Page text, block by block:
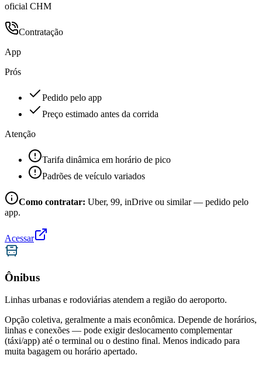
oficial CHM
Contratação
App
Prós
Pedido pelo app
Preço estimado antes da corrida
Atenção
Tarifa dinâmica em horário de pico
Padrões de veículo variados
Como contratar: Uber, 99, inDrive ou similar — pedido pelo
app.
Acessar
Ônibus
Linhas urbanas e rodoviárias atendem a região do aeroporto.
Opção coletiva, geralmente a mais econômica. Depende de horários,
linhas e conexões — pode exigir deslocamento complementar
(táxi/app) até o terminal ou o destino final. Menos indicado para
muita bagagem ou horário apertado.